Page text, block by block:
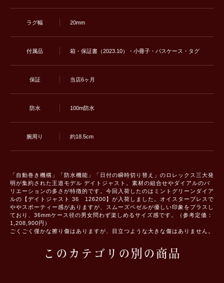
ラグ幅 20mm
付属品 箱・保証書（2023.10）・小冊子・パスケース・タグ
保証 当店6ヶ月
防水 100m防水
腕周り 約18.5cm
「自動巻き機構」「防水機能」「日付の瞬時切り替え」のロレックス三大発
明が集約された王道モデル デイトジャスト。素材の組合せやダイアルのバ
リエーションの多さが特徴的です。今回入荷したのはミントグリーンダイア
ルの【デイトジャスト 36 126200】が入荷しました。オイスターブレスで
ややスポーティー感がありますが、スムーズベゼルが優しい印象をプラスし
ており、36mmケース径の男女問わず楽しめるサイズ感です。（参考定価：
1,208,900円）
ごくごく僅かな擦り傷はありますが、目立つような大きな傷はありません。
このカテゴリの別の商品